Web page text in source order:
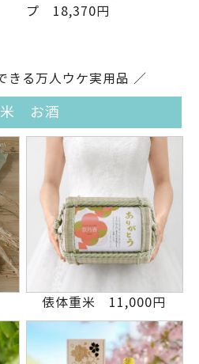
プ 18,370円
きる万人ウケ実用品 ／
米 お酒
俵体重米 11,000円